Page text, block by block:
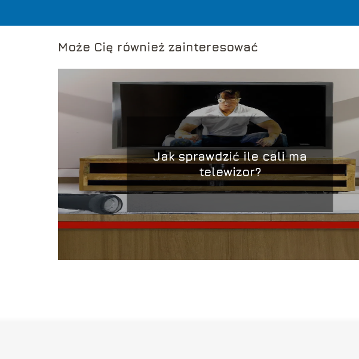
Może Cię również zainteresować
Jak sprawdzić ile cali ma
telewizor?